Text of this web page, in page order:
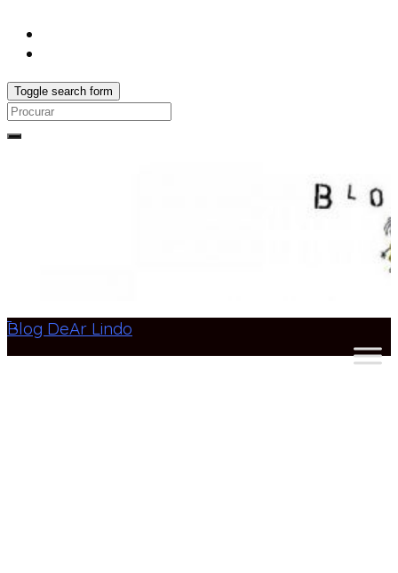
Toggle search form
Search
Blog DeAr Lindo